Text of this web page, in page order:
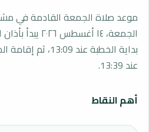
موعد صلاة الجمعة القادمة في
بداية الخطبة عند
عند 13:39.
أهم النقاط